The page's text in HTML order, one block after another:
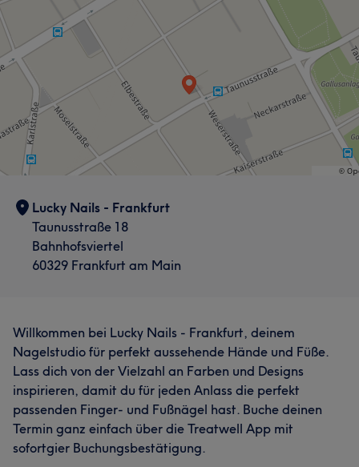
Lucky Nails - Frankfurt
Taunusstraße 18
Bahnhofsviertel
60329 Frankfurt am Main
Willkommen bei Lucky Nails - Frankfurt, deinem
Nagelstudio für perfekt aussehende Hände und Füße.
Lass dich von der Vielzahl an Farben und Designs
inspirieren, damit du für jeden Anlass die perfekt
passenden Finger- und Fußnägel hast. Buche deinen
Termin ganz einfach über die Treatwell App mit
sofortgier Buchungsbestätigung.